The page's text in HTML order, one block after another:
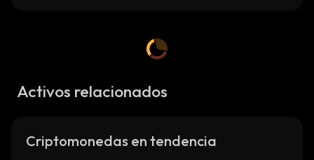
Activos relacionados
Criptomonedas en tendencia